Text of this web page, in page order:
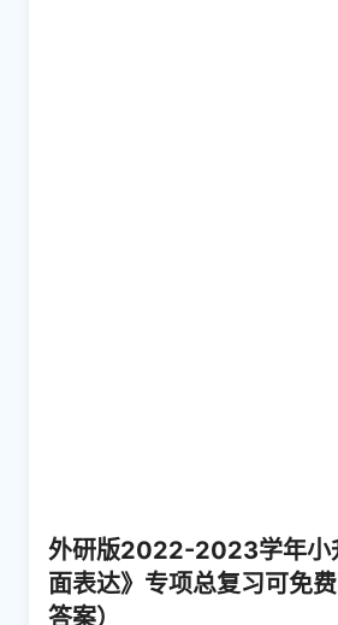
外研版2022-2023学年小
面表达》专项总复习可免
答案）